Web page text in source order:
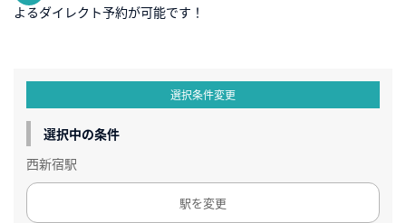
よるダイレクト予約が可能です！
選択条件変更
選択中の条件
西新宿駅
駅を変更